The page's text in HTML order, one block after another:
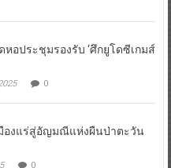
หอประชุมรองรับ ‘ศึกยูโดซีเกมส์
0
องแร่สู่อัญมณีแห่งผืนป่าตะวัน
0